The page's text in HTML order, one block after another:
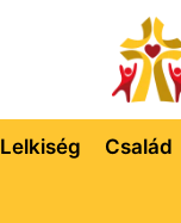
Lelkiség Család